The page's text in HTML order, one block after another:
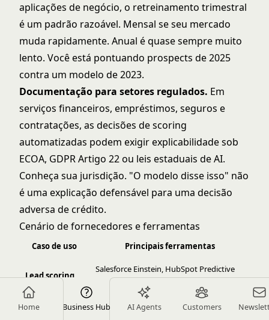
Home Business Hub AI Agents Customers
aplicações de negócio, o retreinamento trimestral
é um padrão razoável. Mensal se seu mercado
muda rapidamente. Anual é quase sempre muito
lento. Você está pontuando prospects de 2025
contra um modelo de 2023.
Documentação para setores regulados. Em
serviços financeiros, empréstimos, seguros e
contratações, as decisões de scoring
automatizadas podem exigir explicabilidade sob
ECOA, GDPR Artigo 22ou leis estaduais de AI.
Conheça sua jurisdição. "O modelo disse isso" não
é uma explicação defensável para uma decisão
adversa de crédito.
Cenário de fornecedores e ferramentas
Caso de uso Principais ferramentas
Lead scoring
Salesforce Einstein, HubSpot Predictive
Scoring, Marketo AI, Rework AI
Roteamento
Zendesk AI, Intercom AI, Freshdesk